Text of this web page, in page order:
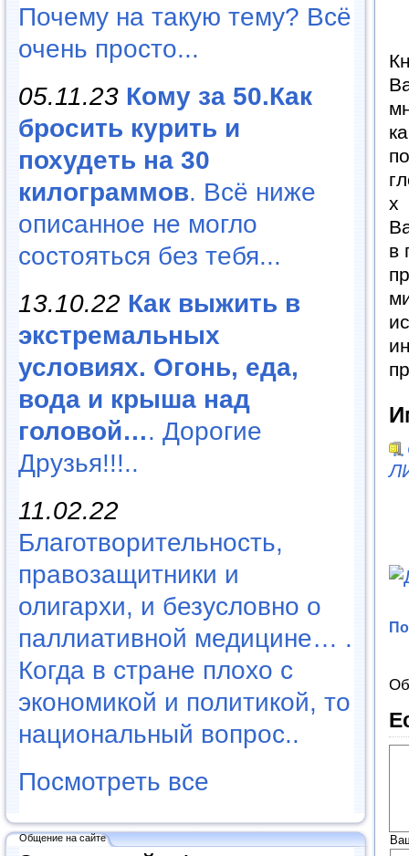
Почему на такую тему? Всё
очень просто...
05.11.23 Кому за 50.Как
бросить курить и
похудеть на 30
килограммов. Всё ниже
описанное не могло
состояться без тебя...
13.10.22 Как выжить в
экстремальных
условиях. Огонь, еда,
вода и крыша над
головой…. Дорогие
Друзья!!!..
11.02.22
Благотворительность,
правозащитники и
олигархи, и безусловно о
паллиативной медицине… .
Когда в стране плохо с
экономикой и политикой, то
национальный вопрос..
Посмотреть все
Общение на сайте
х
в